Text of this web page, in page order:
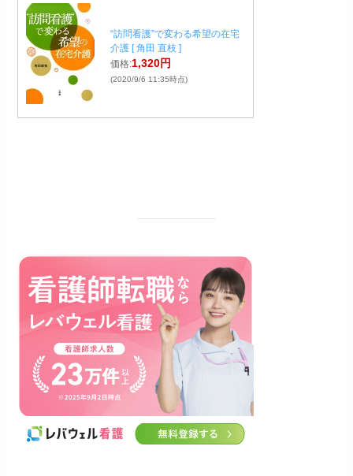
“訪問看護”で変わる希望の在宅
介護 [ 角田 直枝 ]
価格:1,320円
(2020/9/6 11:35時点)